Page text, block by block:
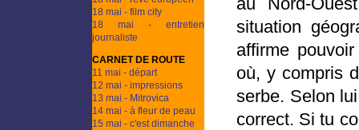
18 mai - film city
18 mai - entretien
journaliste
CARNET DE ROUTE
11 mai - départ
12 mai - impressions
13 mai - Mitrovica
14 mai - à fleur de peau
15 mai - c'est dimanche
situation
affirme
où, y compris
serbe. Selon
correct. Si tu